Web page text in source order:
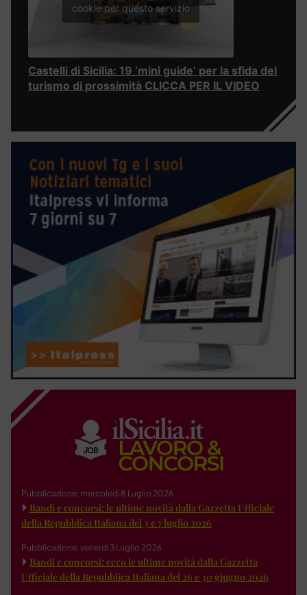
cookie per questo servizio
Castelli di Sicilia: 19 ‘mini guide’ per la sfida del
turismo di prossimità CLICCA PER IL VIDEO
Pubblicazione: mercoledì 8 Luglio 2026
Bandi e concorsi: le ultime novità dalla Gazzetta Ufficiale
della Repubblica Italiana del 3 e 7 luglio 2026
Pubblicazione: venerdì 3 Luglio 2026
Bandi e concorsi: ecco le ultime novità dalla Gazzetta
Ufficiale della Repubblica Italiana del 26 e 30 giugno 2026